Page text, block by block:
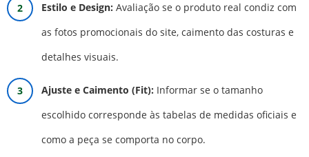
Estilo e Design: Avaliação se o produto real condiz com
as fotos promocionais do site, caimento das costuras e
detalhes visuais.
Ajuste e Caimento (Fit): Informar se o tamanho
escolhido corresponde às tabelas de medidas oficiais e
como a peça se comporta no corpo.